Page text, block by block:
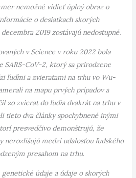
nemožné vidieť úplný obraz o
o desiatkach skorých
2019 zostávajú nedostupné.
v Science v roku 2022 bola
SARS-CoV-2, ktorý sa prirodzene
ľuďmi a zvieratami na trhu vo Wu-
na mapu prvých prípadov a
zo zvierat do ľudia dvakrát na trhu v
tieto dva články spochybnené inými
presvedčivo demonštrujú, že
nerozlišujú medzi udalosťou ľudského
presahom na trhu.
údaje a údaje o skorých